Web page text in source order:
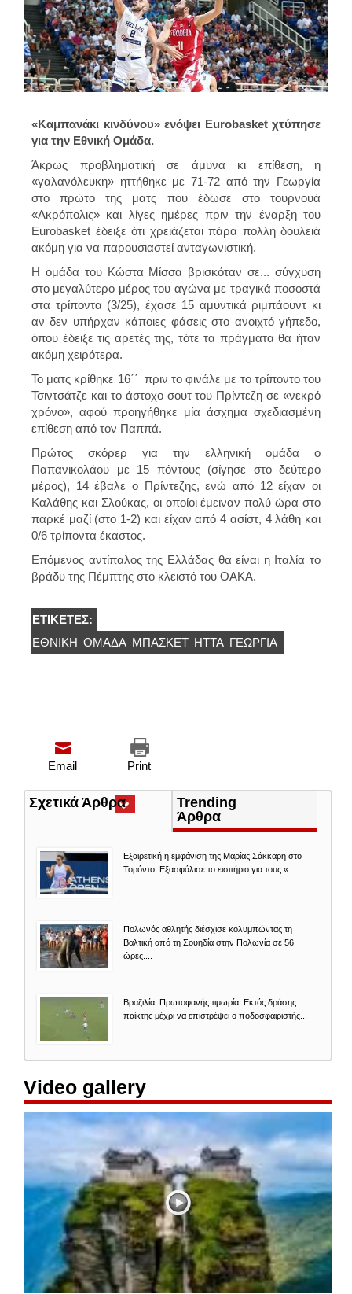
«Καμπανάκι κινδύνου» ενόψει Eurobasket χτύπησε
για την Εθνική Ομάδα.
Άκρως προβληματική σε άμυνα κι επίθεση, η
«γαλανόλευκη» ηττήθηκε με 71-72 από την Γεωργία
στο πρώτο της ματς που έδωσε στο τουρνουά
«Ακρόπολις» και λίγες ημέρες πριν την έναρξη του
Eurobasket έδειξε ότι χρειάζεται πάρα πολλή δουλειά
ακόμη για να παρουσιαστεί ανταγωνιστική.
Η ομάδα του Κώστα Μίσσα βρισκόταν σε... σύγχυση
στο μεγαλύτερο μέρος του αγώνα με τραγικά ποσοστά
στα τρίποντα (3/25), έχασε 15 αμυντικά ριμπάουντ κι
αν δεν υπήρχαν κάποιες φάσεις στο ανοιχτό γήπεδο,
όπου έδειξε τις αρετές της, τότε τα πράγματα θα ήταν
ακόμη χειρότερα.
Το ματς κρίθηκε 16΄΄ πριν το φινάλε με το τρίποντο του
Τσιντσάτζε και το άστοχο σουτ του Πρίντεζη σε «νεκρό
χρόνο», αφού προηγήθηκε μία άσχημα σχεδιασμένη
επίθεση από τον Παππά.
Πρώτος σκόρερ για την ελληνική ομάδα ο
Παπανικολάου με 15 πόντους (σίγησε στο δεύτερο
μέρος), 14 έβαλε ο Πρίντεζης, ενώ από 12 είχαν οι
Καλάθης και Σλούκας, οι οποίοι έμειναν πολύ ώρα στο
παρκέ μαζί (στο 1-2) και είχαν από 4 ασίστ, 4 λάθη και
0/6 τρίποντα έκαστος.
Επόμενος αντίπαλος της Ελλάδας θα είναι η Ιταλία το
βράδυ της Πέμπτης στο κλειστό του ΟΑΚΑ.
ΕΤΙΚΈΤΕΣ:
ΕΘΝΙΚΉ ΟΜΆΔΑ ΜΠΆΣΚΕΤ ΗΤΤΑ ΓΕΩΡΓΊΑ
Print
Email
Σχετικά Άρθρα(ενεργή
καρτέλα)
Trending
Άρθρα
Εξαιρετική η εμφάνιση της Μαρίας Σάκκαρη στο
Τορόντο. Εξασφάλισε το εισιτήριο για τους «...
Πολωνός αθλητής διέσχισε κολυμπώντας τη
Βαλτική από τη Σουηδία στην Πολωνία σε 56
ώρες....
Βραζιλία: Πρωτοφανής τιμωρία. Εκτός δράσης
παίκτης μέχρι να επιστρέψει ο ποδοσφαιριστής...
Video gallery